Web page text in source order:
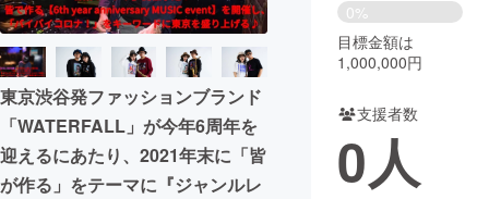
ビジネス・起業 チャレンジ
まちづくり・地域活性化
CAMPFIRE for Social Good CAMPFIRE Creation
CAMPFIREふるさと納税machi-ya コミュニティ
東京渋谷発ファッションブランド
「WATERFALL」が今年6周年を
迎えるにあたり、2021年末に「皆
が作る」をテーマに『ジャンルレ
0%
目標金額は
1,000,000円
支援者数
0人